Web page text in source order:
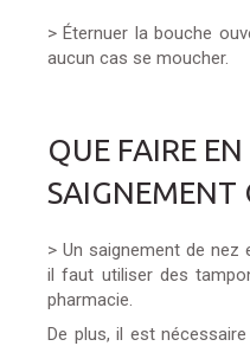
> Éternuer la bouche
aucun cas se moucher.
QUE FAIRE EN
SAIGNEMENT
> Un saignement de nez
il faut utiliser des
pharmacie.
De plus, il est